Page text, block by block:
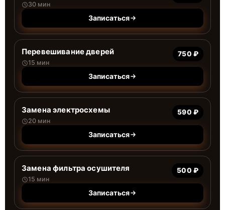
30 мин
Записаться
Перевешивание дверей
15 мин
750 ₽
Записаться
Замена электросхемы
20 мин
590 ₽
Записаться
Замена фильтра осушителя
15 мин
500 ₽
Записаться